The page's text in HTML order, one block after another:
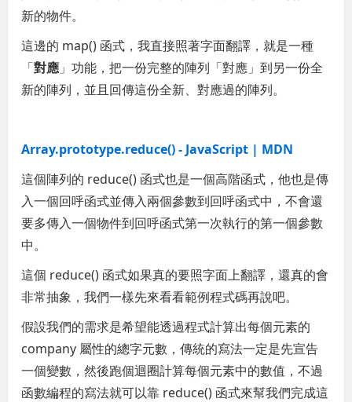
新的物件。
這邊的 map() 函式，我直接照著字面翻譯，就是一種
「對應 」功能，把一份完整的陣列「對應」到另一份全
新的陣列，並且回傳這份全新、對應過的陣列。
Array.prototype.reduce() - JavaScript | MDN
這個陣列的 reduce() 函式也是一個高階函式，他也是傳
入一個回呼函式並傳入兩個參數到回呼函式中，不會還
要多傳入一個物件到回呼函式第一次執行的第一個參數
中。
這個 reduce() 函式如果真的要照字面上翻譯，還真的會
非常抽象，我們一樣先來看看範例程式碼再說吧。
假設我們的需求是希望能透過程式計算出每個元素的
company 屬性的總字元數，傳統的寫法一定是先宣告
一個變數，然後跑個迴圈計算每個元素中的數值，不過
函數編程的寫法就可以靠 reduce() 函式來幫我們完成這